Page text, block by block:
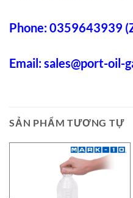
Phone: 0359643939
Email:sales@port-oil-
SẢN PHẨM TƯƠNG TỰ